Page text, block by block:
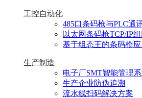
工控自动化
485口条码枪与PLC通
以太网条码枪TCP/IP组
基于组态王的条码枪应
生产制造
电子厂SMT智能管理
生产企业防伪追溯
流水线扫码解决方案